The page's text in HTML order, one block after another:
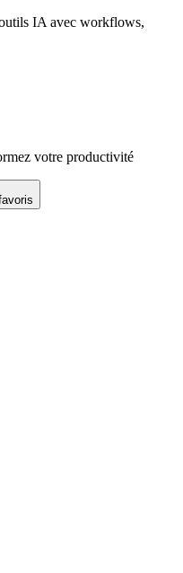
IA avec workflows,
votre productivité